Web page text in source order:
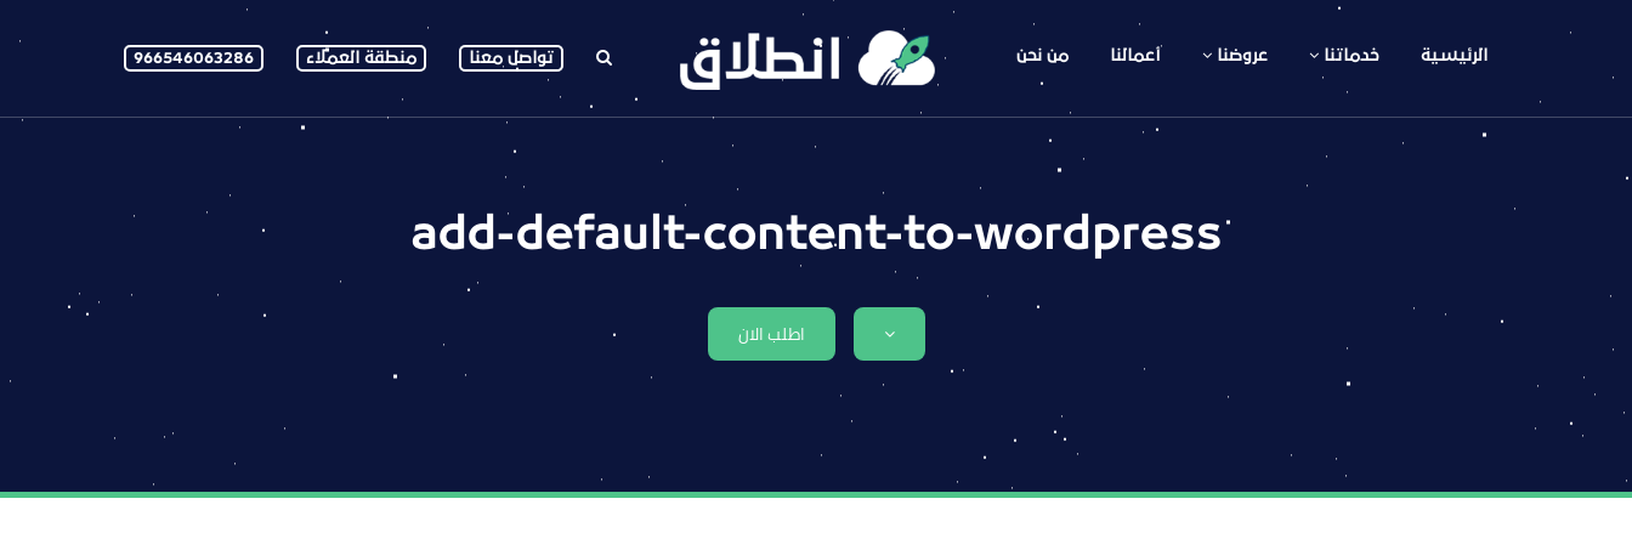
الرئيسية خدماتنا عروضنا أعمالنا من نحن تواصل معنا منطقة العملاء 966546063286
add-default-content-to-wordpress
اطلب الان